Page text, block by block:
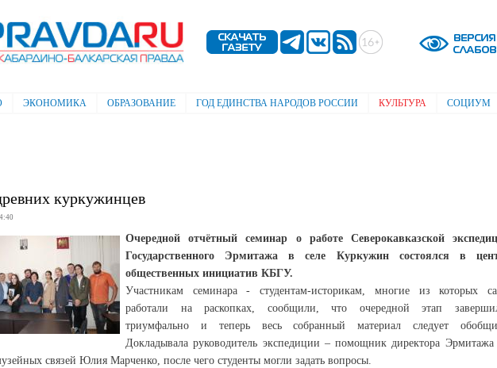
содержанию
газета "Кабардино-
ЭКОНОМИКА ОБРАЗОВАНИЕ ГОД ЕДИНСТВА НАРОДОВ РОССИИ КУЛЬТУРА СОЦИУМ
куркужинцев
Очередной отчётный семинар о работе Северокавказской
Государственного Эрмитажа в селе Куркужин состоялся в
общественных инициатив КБГУ.
Участникам семинара - студентам-историкам, многие из которых
работали на раскопках, сообщили, что очередной этап
триумфально и теперь весь собранный материал следует
Докладывала руководитель экспедиции – помощник директора
связей Юлия Марченко, после чего студенты могли задать вопросы.